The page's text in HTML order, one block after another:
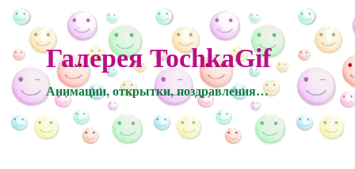
Галерея TochkaGif
Анимации, открытки, поздравления…